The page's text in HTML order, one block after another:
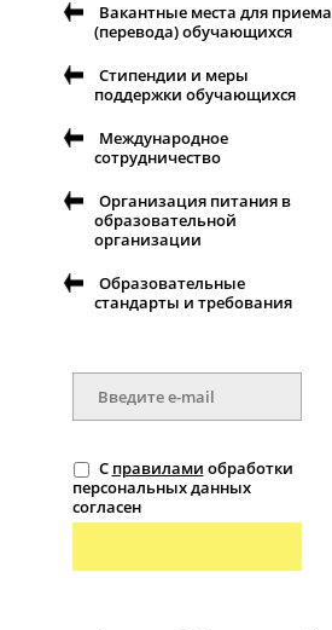
Вакантные места для приема
(перевода) обучающихся
Стипендии и меры
поддержки обучающихся
Международное
сотрудничество
Организация питания в
образовательной
организации
Образовательные
стандарты и требования
С правилами обработки
персональных данных
согласен